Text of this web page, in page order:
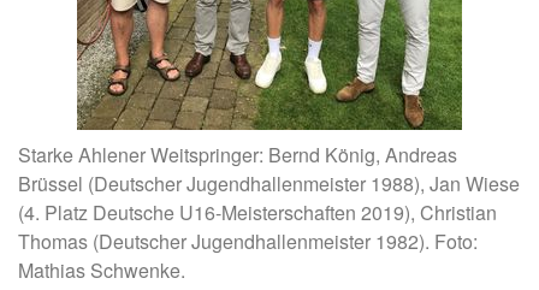
Starke Ahlener Weitspringer: Bernd König, Andreas
Brüssel (Deutscher Jugendhallenmeister 1988), Jan Wiese
(4. Platz Deutsche U16-Meisterschaften 2019), Christian
Thomas (Deutscher Jugendhallenmeister 1982). Foto:
Mathias Schwenke.